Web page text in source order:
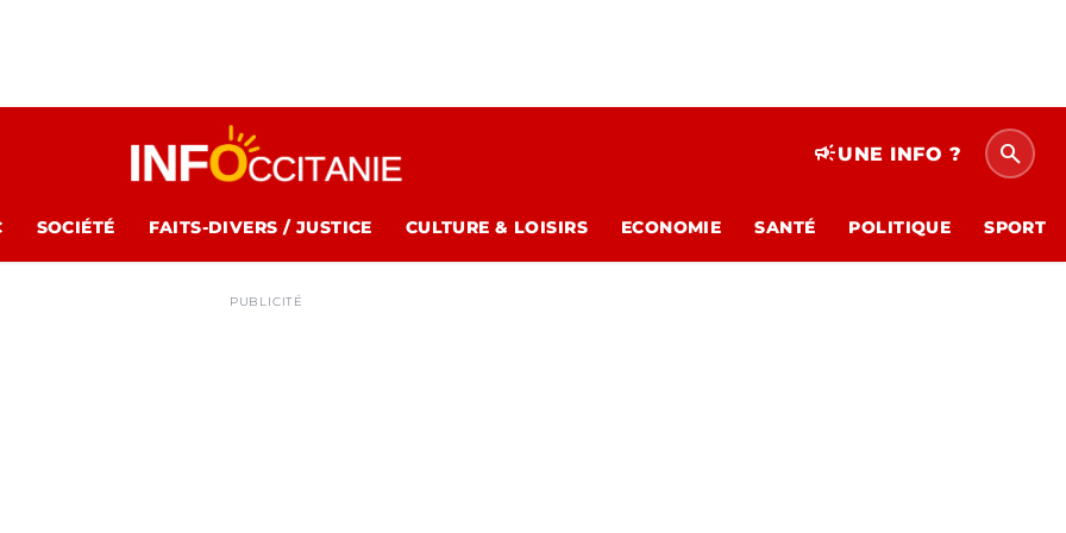
campaignUNE INFO ? search
SOCIÉTÉ FAITS-DIVERS / JUSTICE CULTURE & LOISIRS ECONOMIE SANTÉ POLITIQUE SPORT
PUBLICITÉ